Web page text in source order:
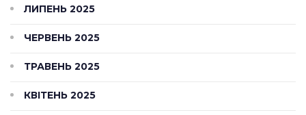
ЛИПЕНЬ 2025
ЧЕРВЕНЬ 2025
ТРАВЕНЬ 2025
КВІТЕНЬ 2025